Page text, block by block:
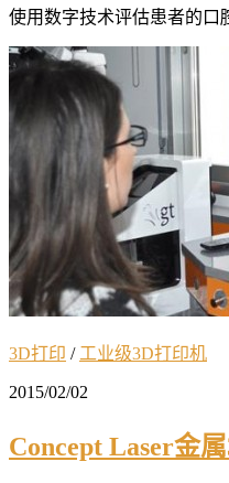
使用数字技术评估患者的口
3D打印 /工业级3D打印机
2015/02/02
Concept Laser金